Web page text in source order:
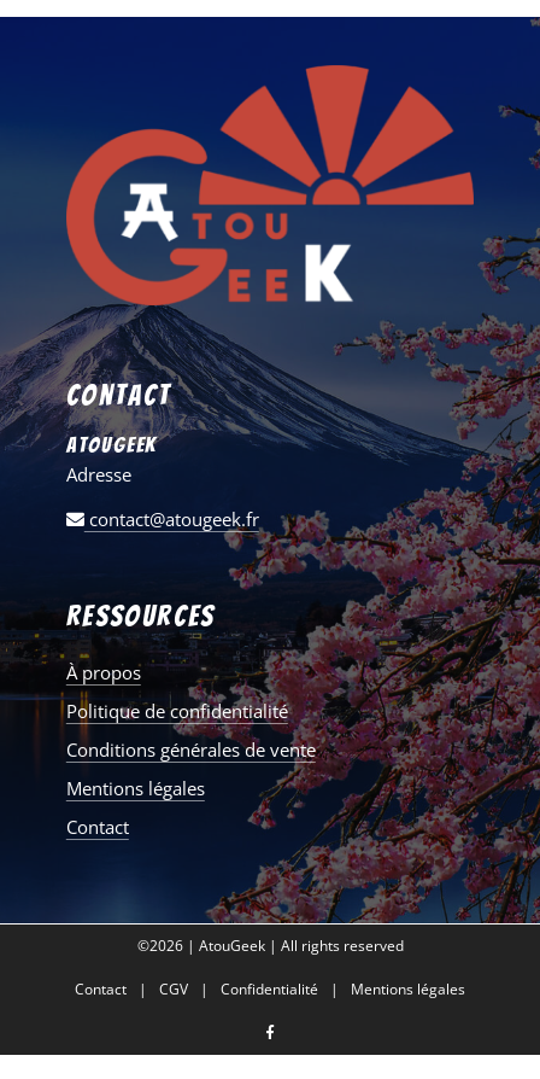
Contact
AtouGeek
Adresse
contact@atougeek.fr
Ressources
À propos
Politique de confidentialité
Conditions générales de vente
Mentions légales
Contact
©2026 | AtouGeek | All rights reserved
Contact CGV Confidentialité Mentions légales
facebook